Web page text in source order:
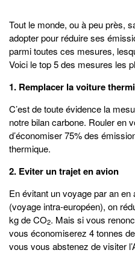
Tout le monde, ou à peu près,
adopter pour réduire ses
parmi toutes ces mesures,
Voici le top 5 des mesures les
1. Remplacer la voiture
C’est de toute évidence la
notre bilan carbone. Rouler en
d’économiser 75% des
thermique.
2. Eviter un trajet en avion
En évitant un voyage par an en
(voyage intra-européen), on
kg de CO2. Mais si vous
vous économiserez 4 tonnes
vous vous abstenez de visiter